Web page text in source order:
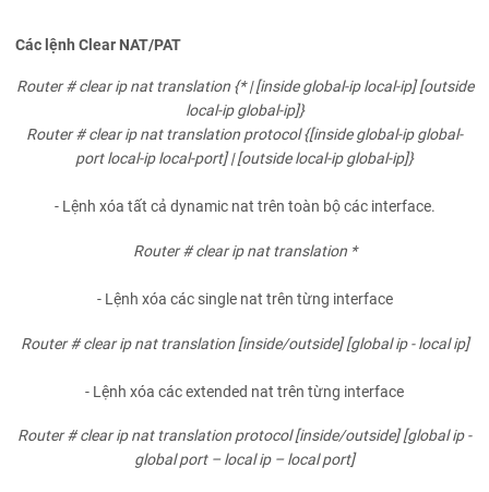
Các lệnh Clear NAT/PAT
Router # clear ip nat translation {* | [inside global-ip local-ip] [outside
local-ip global-ip]}
Router # clear ip nat translation protocol {[inside global-ip global-
port local-ip local-port] | [outside local-ip global-ip]}
- Lệnh xóa tất cả dynamic nat trên toàn bộ các interface.
Router # clear ip nat translation *
- Lệnh xóa các single nat trên từng interface
Router # clear ip nat translation [inside/outside] [global ip - local ip]
- Lệnh xóa các extended nat trên từng interface
Router # clear ip nat translation protocol [inside/outside] [global ip -
global port – local ip – local port]